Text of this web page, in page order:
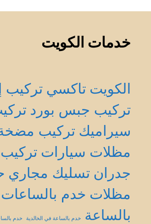
خدمات الكويت
الكويت تاكسي تركيب
تركيب جبس بورد
سيراميك تركيب
مظلات سيارات
جدران تسليك مجاري
مظلات خدم بالساعات
بالساعة
خدم بالساعة في الخالدية خدم